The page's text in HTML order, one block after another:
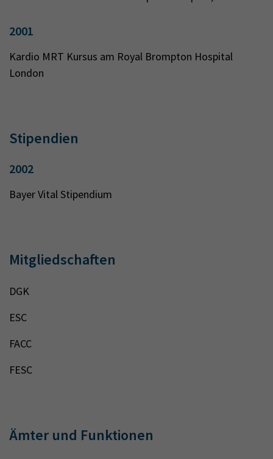
2001
Kardio MRT Kursus am Royal Brompton Hospital
London
Stipendien
2002
Bayer Vital Stipendium
Mitgliedschaften
DGK
ESC
FACC
FESC
Ämter und Funktionen